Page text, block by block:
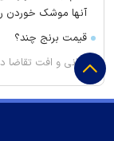
آنها موشک خوردن را
قیمت برنج چند؟
گرانی و افت تقاضا
امام جمعه رشت: